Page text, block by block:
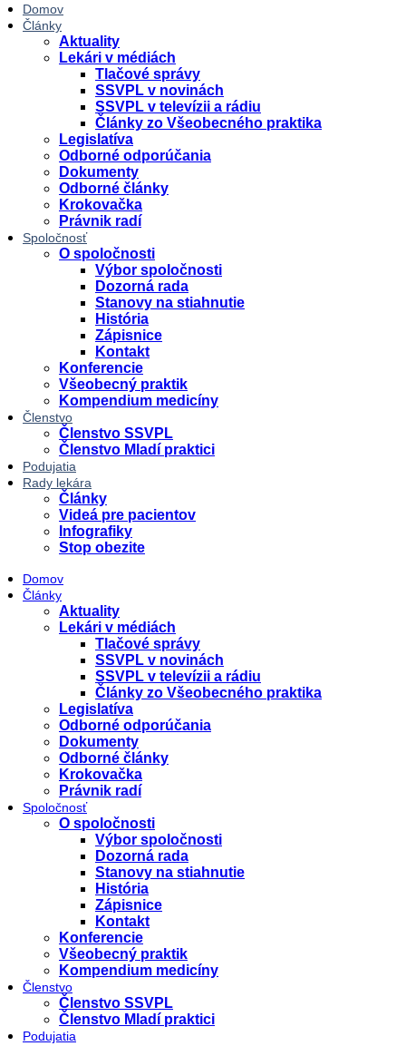
Domov
Články
Aktuality
Lekári v médiách
Tlačové správy
SSVPL v novinách
SSVPL v televízii a rádiu
Články zo Všeobecného praktika
Legislatíva
Odborné odporúčania
Dokumenty
Odborné články
Krokovačka
Právnik radí
Spoločnosť
O spoločnosti
Výbor spoločnosti
Dozorná rada
Stanovy na stiahnutie
História
Zápisnice
Kontakt
Konferencie
Všeobecný praktik
Kompendium medicíny
Členstvo
Členstvo SSVPL
Členstvo Mladí praktici
Podujatia
Rady lekára
Články
Videá pre pacientov
Infografiky
Stop obezite
Domov
Články
Aktuality
Lekári v médiách
Tlačové správy
SSVPL v novinách
SSVPL v televízii a rádiu
Články zo Všeobecného praktika
Legislatíva
Odborné odporúčania
Dokumenty
Odborné články
Krokovačka
Právnik radí
Spoločnosť
O spoločnosti
Výbor spoločnosti
Dozorná rada
Stanovy na stiahnutie
História
Zápisnice
Kontakt
Konferencie
Všeobecný praktik
Kompendium medicíny
Členstvo
Členstvo SSVPL
Členstvo Mladí praktici
Podujatia